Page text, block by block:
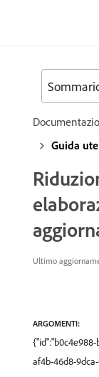
Guida
Ultimo
ARGOMENTI:
{"id":"b0c4e988-
af4b-46d8-